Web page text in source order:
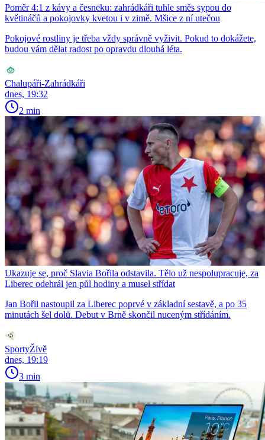
Poměr 4:1 z kávy a česneku: zahrádkáři tuhle směs sypou do
květináčů a pokojovky kvetou i v zimě. Mšice z ní utečou
Pokojové rostliny je třeba vždy správně vyživit. Pokud to dokážete,
budou vám dělat radost po opravdu dlouhá léta.
Chalupáři-Zahrádkáři
dnes, 19:32
2 min
Ukazuje se, proč Slavia Bořila odstavila. Tělo už nespolupracuje, za
Liberec odehrál jen půl hodiny a musel střídat
Jan Bořil nastoupil za Liberec poprvé v základní sestavě, a po 35
minutách šel dolů. Debut v Brně skončil nuceným střídáním.
SportyŽivě
dnes, 19:19
3 min